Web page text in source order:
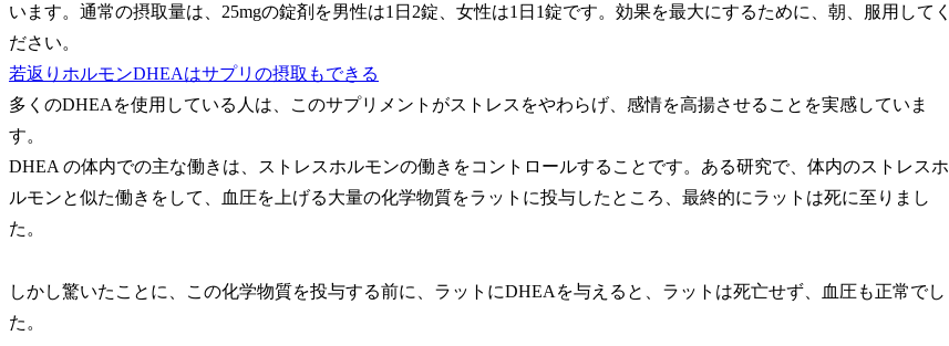
います。通常の摂取量は、25mgの錠剤を男性は1日2錠、女性は1日1錠です。効果を最大にするために、朝、服用してく
ださい。
若返りホルモンDHEAはサプリの摂取もできる
多くのDHEAを使用している人は、このサプリメントがストレスをやわらげ、感情を高揚させることを実感していま
す。
DHEA の体内での主な働きは、ストレスホルモンの働きをコントロールすることです。ある研究で、体内のストレスホ
ルモンと似た働きをして、血圧を上げる大量の化学物質をラットに投与したところ、最終的にラットは死に至りまし
た。
しかし驚いたことに、この化学物質を投与する前に、ラットにDHEAを与えると、ラットは死亡せず、血圧も正常でし
た。